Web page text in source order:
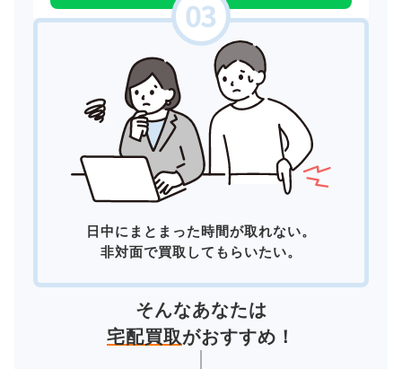
日中にまとまった時間が取れない。
非対面で買取してもらいたい。
そんなあなたは
宅配買取がおすすめ！